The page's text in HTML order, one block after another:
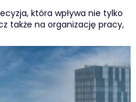
która wpływa nie tylko
także na organizację pracy,